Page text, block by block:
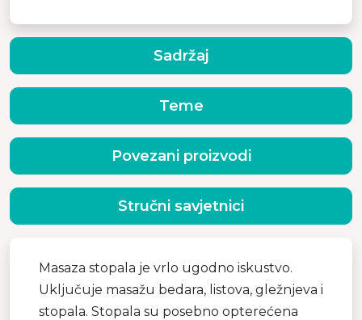
Masaza stopala je vrlo ugodno iskustvo.
Uključuje masažu bedara, listova, gležnjeva i
stopala. Stopala su posebno opterećena
Sadržaj
Teme
Povezani proizvodi
Stručni savjetnici